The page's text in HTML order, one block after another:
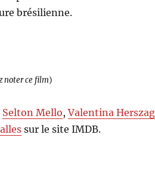
brésilienne.
noter ce film)
Selton Mello,Valentina
sur le site IMDB.